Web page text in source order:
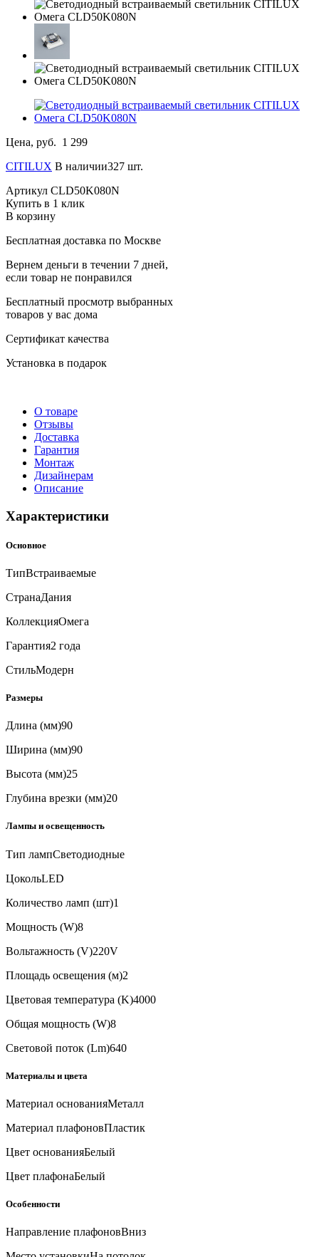
Цена, руб. 1 299
CITILUX В наличии327 шт.
Артикул CLD50K080N
Купить в 1 клик
В корзину
Бесплатная доставка по Москве
Вернем деньги в течении 7 дней,
если товар не понравился
Бесплатный просмотр выбранных
товаров у вас дома
Сертификат качества
Установка в подарок
О товаре
Отзывы
Доставка
Гарантия
Монтаж
Дизайнерам
Описание
Характеристики
Основное
ТипВстраиваемые
СтранаДания
КоллекцияОмега
Гарантия2 года
СтильМодерн
Размеры
Длина (мм)90
Ширина (мм)90
Высота (мм)25
Глубина врезки (мм)20
Лампы и освещенность
Тип лампСветодиодные
ЦокольLED
Количество ламп (шт)1
Мощность (W)8
Вольтажность (V)220V
Площадь освещения (м)2
Цветовая температура (K)4000
Общая мощность (W)8
Световой поток (Lm)640
Материалы и цвета
Материал основанияМеталл
Материал плафоновПластик
Цвет основанияБелый
Цвет плафонаБелый
Особенности
Направление плафоновВниз